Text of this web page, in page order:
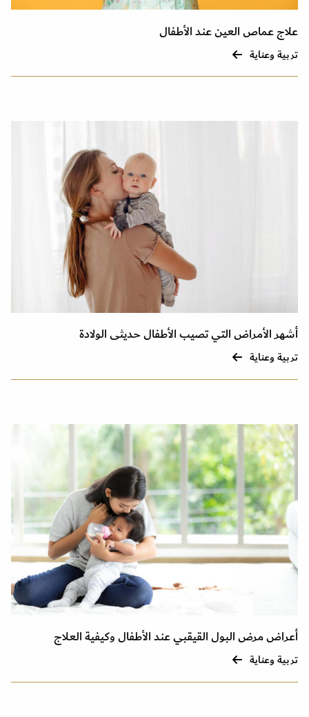
علاج عماص العين عند الأطفال
تربية وعناية
أشهر الأمراض التي تصيب الأطفال حديثى الولادة
تربية وعناية
أعراض مرض البول القيقبي عند الأطفال وكيفية العلاج
تربية وعناية